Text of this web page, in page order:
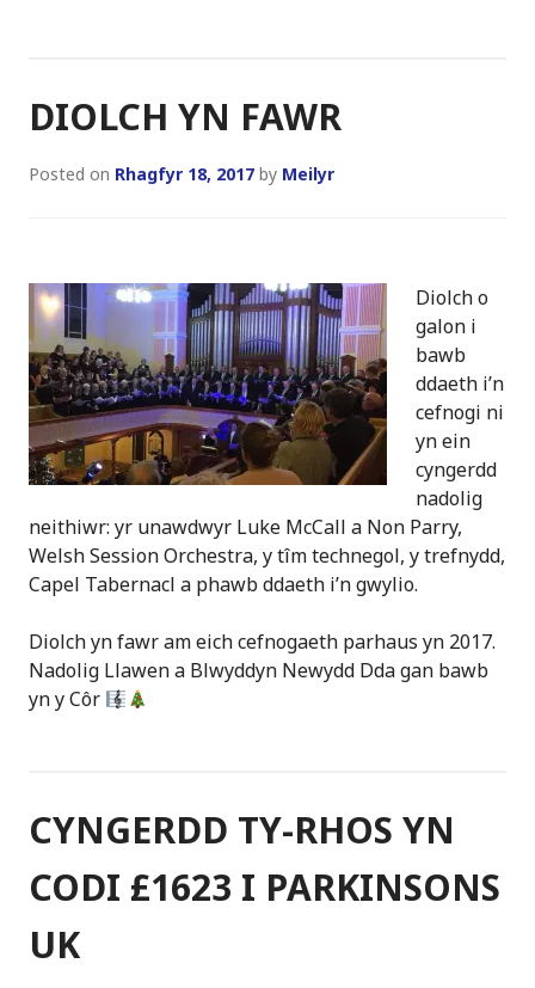
DIOLCH YN FAWR
Posted on Rhagfyr 18, 2017 by Meilyr
Diolch o
galon i
bawb
ddaeth i’n
cefnogi ni
yn ein
cyngerdd
nadolig
neithiwr: yr unawdwyr Luke McCall a Non Parry,
Welsh Session Orchestra, y tîm technegol, y trefnydd,
Capel Tabernacl a phawb ddaeth i’n gwylio.
Diolch yn fawr am eich cefnogaeth parhaus yn 2017.
Nadolig Llawen a Blwyddyn Newydd Dda gan bawb
yn y Côr
CYNGERDD TY-RHOS YN
CODI £1623 I PARKINSONS
UK